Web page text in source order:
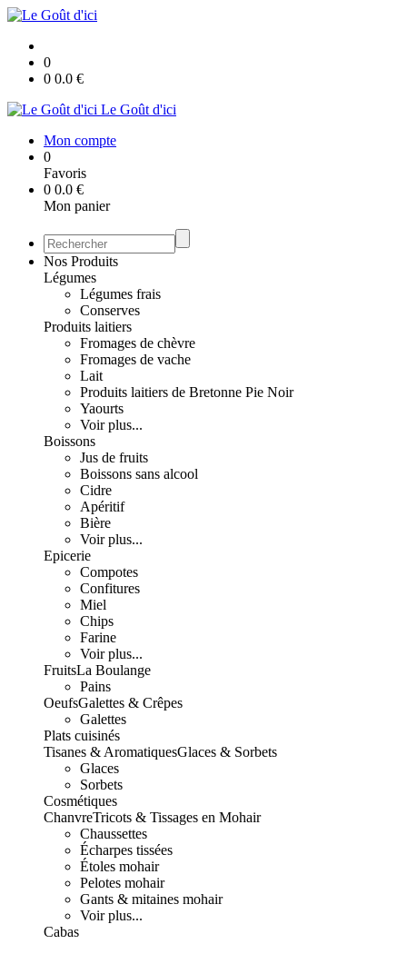
0
0 0.0 €
Le Goût d'ici
Mon compte
0
Favoris
0 0.0 €
Mon panier
Nos Produits
Légumes
Légumes frais
Conserves
Produits laitiers
Fromages de chèvre
Fromages de vache
Lait
Produits laitiers de Bretonne Pie Noir
Yaourts
Voir plus...
Boissons
Jus de fruits
Boissons sans alcool
Cidre
Apéritif
Bière
Voir plus...
Epicerie
Compotes
Confitures
Miel
Chips
Farine
Voir plus...
FruitsLa Boulange
Pains
OeufsGalettes & Crêpes
Galettes
Plats cuisinés
Tisanes & AromatiquesGlaces & Sorbets
Glaces
Sorbets
Cosmétiques
ChanvreTricots & Tissages en Mohair
Chaussettes
Écharpes tissées
Étoles mohair
Pelotes mohair
Gants & mitaines mohair
Voir plus...
Cabas